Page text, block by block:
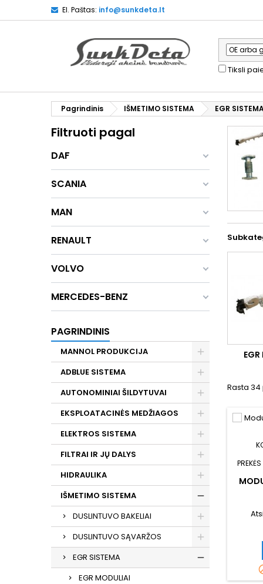
El. Paštas: info@sunkdeta.lt
Tiksli
Pagrindinis IŠMETIMO SISTEMA EGR
Filtruoti pagal
DAF
SCANIA
MAN
RENAULT
VOLVO
MERCEDES-BENZ
PAGRINDINIS
MANNOL PRODUKCIJA
ADBLUE SISTEMA
AUTONOMINIAI ŠILDYTUVAI
EKSPLOATACINĖS MEDŽIAGOS
ELEKTROS SISTEMA
FILTRAI IR JŲ DALYS
HIDRAULIKA
IŠMETIMO SISTEMA
DUSLINTUVO BAKELIAI
DUSLINTUVO SĄVARŽOS
EGR SISTEMA
EGR MODULIAI
Rasta